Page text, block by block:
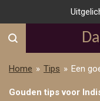
naar
hoofdinhoud
Home » Tips » Een
Gouden tips voor